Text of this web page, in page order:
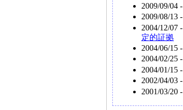
2009/09/04 -
2009/08/13 -
2004/12/07 -
定的証拠
2004/06/15 -
2004/02/25 -
2004/01/15 -
2002/04/03 -
2001/03/20 -